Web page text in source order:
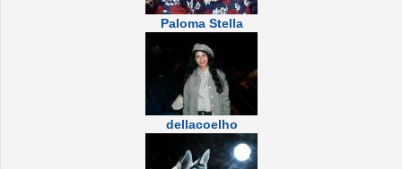
Paloma Stella
dellacoelho